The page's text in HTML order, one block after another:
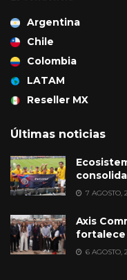
Argentina
Chile
Colombia
LATAM
Reseller MX
Últimas noticias
7 AGOSTO,
Axis
fortalece
6 AGOSTO,